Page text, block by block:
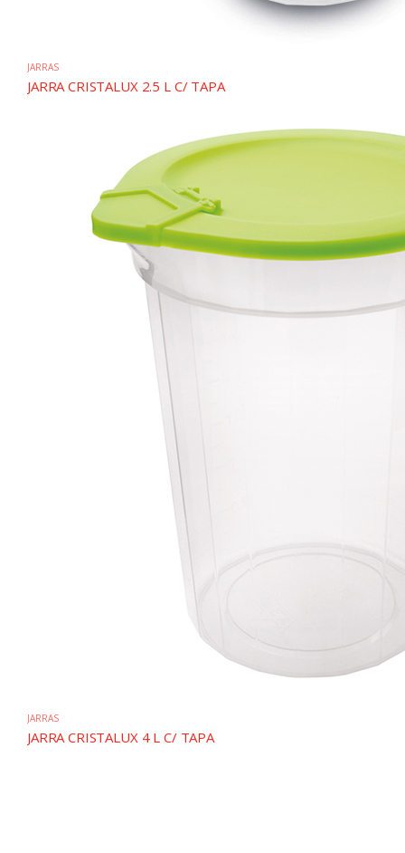
JARRAS
JARRA CRISTALUX 2.5 L C/ TAPA
JARRAS
JARRA CRISTALUX 4 L C/ TAPA